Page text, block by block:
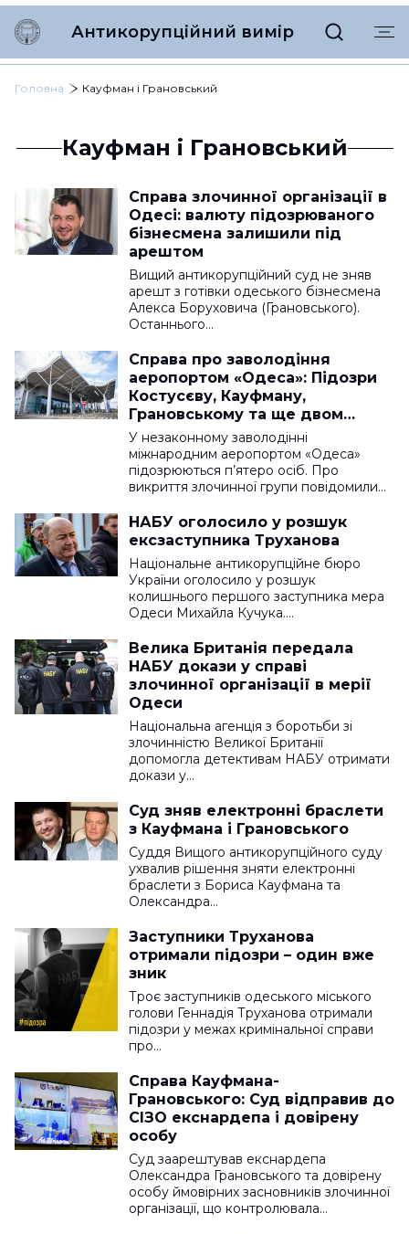
Антикорупційний вимір
Головна Кауфман і Грановський
Кауфман і Грановський
Справа злочинної організації в
Одесі: валюту підозрюваного
бізнесмена залишили під
арештом
Вищий антикорупційний суд не зняв
арешт з готівки одеського бізнесмена
Алекса Боруховича (Грановського).
Останнього…
Справа про заволодіння
аеропортом «Одеса»: Підозри
Костусєву, Кауфману,
Грановському та ще двом
особам
У незаконному заволодінні
міжнародним аеропортом «Одеса»
підозрюються п’ятеро осіб. Про
викриття злочинної групи повідомили…
НАБУ оголосило у розшук
ексзаступника Труханова
Національне антикорупційне бюро
України оголосило у розшук
колишнього першого заступника мера
Одеси Михайла Кучука.…
Велика Британія передала
НАБУ докази у справі
злочинної організації в мерії
Одеси
Національна агенція з боротьби зі
злочинністю Великої Британії
допомогла детективам НАБУ отримати
докази у…
Суд зняв електронні браслети
з Кауфмана і Грановського
Суддя Вищого антикорупційного суду
ухвалив рішення зняти електронні
браслети з Бориса Кауфмана та
Олександра…
Заступники Труханова
отримали підозри – один вже
зник
Троє заступників одеського міського
голови Геннадія Труханова отримали
підозри у межах кримінальної справи
про…
Справа Кауфмана-
Грановського: Суд відправив до
СІЗО екснардепа і довірену
особу
Суд заарештував екснардепа
Олександра Грановського та довірену
особу ймовірних засновників злочинної
організації, що контролювала…